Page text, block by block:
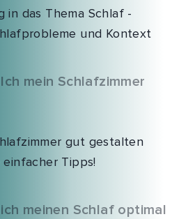
in das Thema Schlaf -
und Kontext
mein Schlafzimmer
gut gestalten
Tipps!
meinen Schlaf optimal